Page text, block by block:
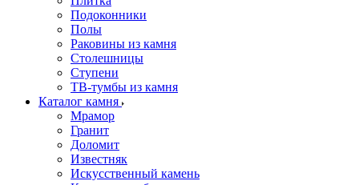
Подоконники
Полы
Раковины из камня
Столешницы
Ступени
ТВ-тумбы из камня
Каталог камня
Мрамор
Гранит
Доломит
Известняк
Искусственный камень